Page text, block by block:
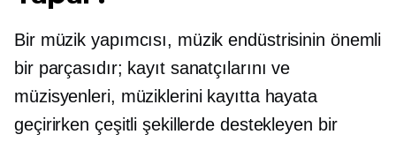
Bir müzik yapımcısı, müzik endüstrisinin önemli
bir parçasıdır; kayıt sanatçılarını ve
müzisyenleri, müziklerini kayıtta hayata
geçirirken çeşitli şekillerde destekleyen bir